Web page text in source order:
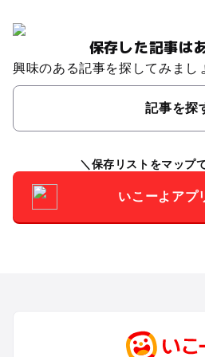
保存した記事は
興味のある記事を探してみまし
記事を探
保存リストをマップ
いこーよアプ